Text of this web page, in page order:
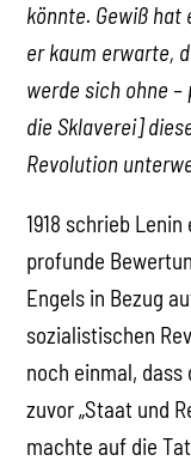
könnte. Gewiß hat
er kaum erwarte,
werde sich ohne
die Sklaverei]
Revolution
1918 schrieb
profunde
Engels in Bezug
sozialistischen
noch einmal,
zuvor „Staat und
machte auf die